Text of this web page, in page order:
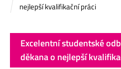
nejlepší kvalifikační práci
Excelentní studentské
děkana o nejlepší